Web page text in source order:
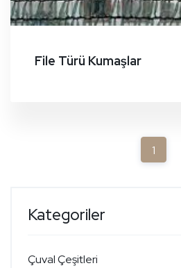
File Türü Kumaşlar
1
Kategoriler
Çuval Çeşitleri